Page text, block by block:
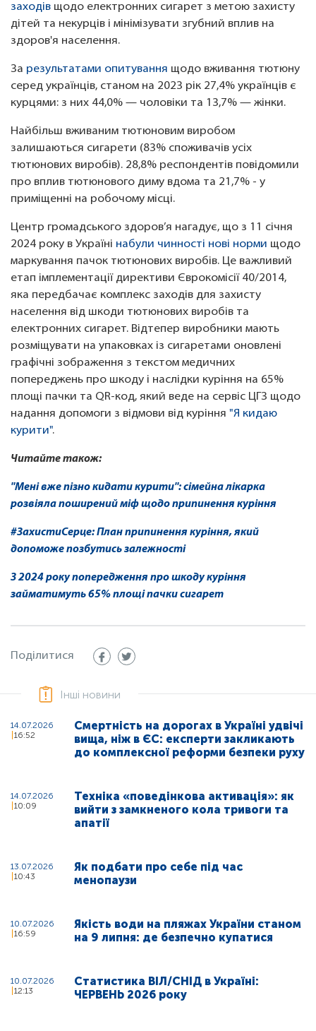
заходів щодо електронних сигарет з метою захисту
дітей та некурців і мінімізувати згубний вплив на
здоров'я населення.
За результатами опитування щодо вживання тютюну
серед українців, станом на 2023 рік 27,4% українців є
курцями: з них 44,0% — чоловіки та 13,7% — жінки.
Найбільш вживаним тютюновим виробом
залишаються сигарети (83% споживачів усіх
тютюнових виробів). 28,8% респондентів повідомили
про вплив тютюнового диму вдома та 21,7% - у
приміщенні на робочому місці.
Центр громадського здоров’я нагадує, що з 11 січня
2024 року в Україні набули чинності нові норми щодо
маркування пачок тютюнових виробів. Це важливий
етап імплементації директиви Єврокомісії 40/2014,
яка передбачає комплекс заходів для захисту
населення від шкоди тютюнових виробів та
електронних сигарет. Відтепер виробники мають
розміщувати на упаковках із сигаретами оновлені
графічні зображення з текстом медичних
попереджень про шкоду і наслідки куріння на 65%
площі пачки та QR-код, який веде на сервіс ЦГЗ щодо
надання допомоги з відмови від куріння "Я кидаю
курити".
Читайте також:
"Мені вже пізно кидати курити": сімейна лікарка
розвіяла поширений міф щодо припинення куріння
#ЗахистиСерце: План припинення куріння, який
допоможе позбутись залежності
З 2024 року попередження про шкоду куріння
займатимуть 65% площі пачки сигарет
Поділитися
Інші новини
14.07.2026
16:52
Смертність на дорогах в Україні удвічі
вища, ніж в ЄС: експерти закликають
до комплексної реформи безпеки руху
14.07.2026
10:09
Техніка «поведінкова активація»: як
вийти з замкненого кола тривоги та
апатії
13.07.2026
10:43
Як подбати про себе під час
менопаузи
10.07.2026
16:59
Якість води на пляжах України станом
на 9 липня: де безпечно купатися
10.07.2026
12:13
Статистика ВІЛ/СНІД в Україні:
ЧЕРВЕНЬ 2026 року